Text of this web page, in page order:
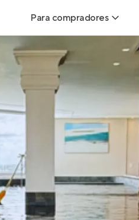
Para compradores
Buscar um imóvel
Calcule seu Poder
Comprar x Alugar
Correção do INCC
Simulador de
Encontre um